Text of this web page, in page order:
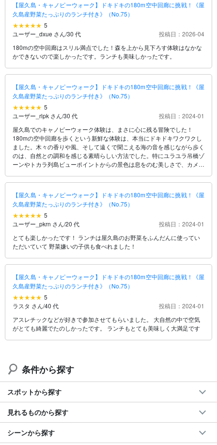
【屋久島・キャノピーウォーク】ドキドキの180m空中回廊に挑戦！《屋
久島産野菜たっぷりのランチ付き》（No.75）
5
ユーザー_dxue さん/30 代
投稿日：2026-04
180mの空中回廊はスリル満点でした！森を上から見下ろす体験はなかな
かできないので楽しかったです。ランチも美味しかったです。
【屋久島・キャノピーウォーク】ドキドキの180m空中回廊に挑戦！《屋
久島産野菜たっぷりのランチ付き》（No.75）
5
ユーザー_rlpk さん/30 代
投稿日：2024-01
屋久島でのキャノピーウォーク体験は、まさに心に残る冒険でした！
180mの空中回廊を歩くという新鮮な体験は、本当にドキドキワクワクし
ました。木々の香りや風、そして遠くで聞こえる海の音を感じながら歩く
のは、自然との調和を感じる素晴らしい方法でした。特にユラユラ吊橋ゾ
ーンやトカラ列島ビューポイントからの景色は息をのむ美しさで、カメラ
ンチは絶品で、ツアーの締めくくりとして最高でした。ガイドのサポート
屋久島での思い出に残るアクティビティとしておすすめです！
【屋久島・キャノピーウォーク】ドキドキの180m空中回廊に挑戦！《屋
久島産野菜たっぷりのランチ付き》（No.75）
5
ユーザー_pkrn さん/20 代
投稿日：2024-01
とても楽しかったです！ ランチは屋久島のお野菜をふんだんに使ってい
ただいていて 野菜嫌いの子供も食べれました！
【屋久島・キャノピーウォーク】ドキドキの180m空中回廊に挑戦！《屋
久島産野菜たっぷりのランチ付き》（No.75）
5
ラスタ さん/40 代
投稿日：2024-01
アスレチックなどが好きで参加させてもらいました。 大自然の中で空気
がとても綺麗でたのしかったです。 ランチもとても美味しく大満足です
条件から探す
スポットから探す
見れるものから探す
シーンから探す